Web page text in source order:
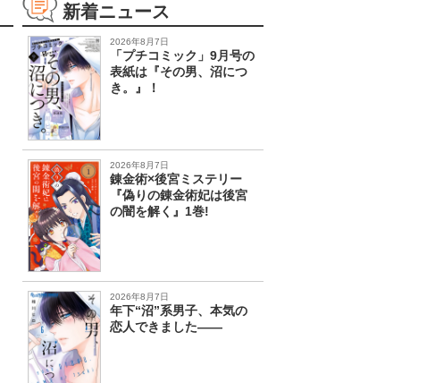
新着ニュース
2026年8月7日
「プチコミック」9月号の
表紙は『その男、沼につ
き。』！
2026年8月7日
錬金術×後宮ミステリー
『偽りの錬金術妃は後宮
の闇を解く』1巻!
2026年8月7日
年下“沼”系男子、本気の
恋人できました――